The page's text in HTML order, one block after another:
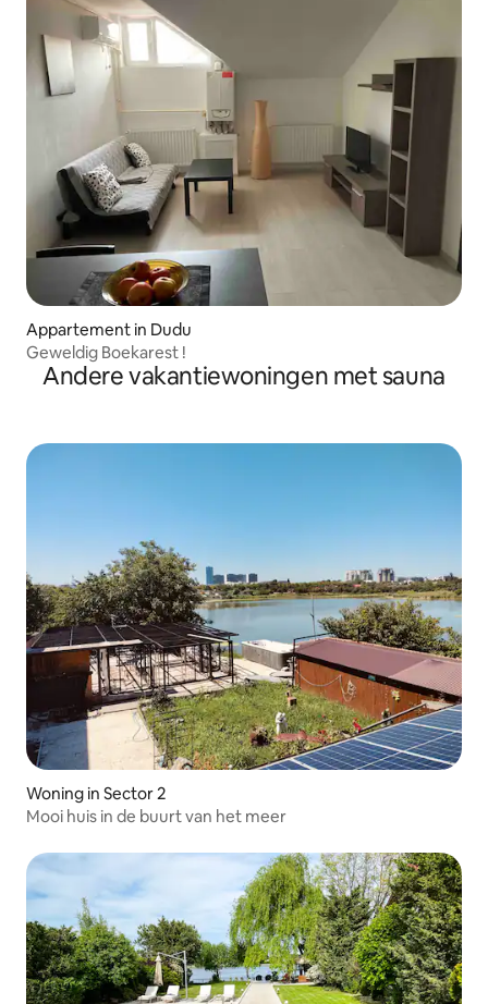
Appartement in Dudu
Geweldig Boekarest !
Andere vakantiewoningen met sauna
Woning in Sector 2
Mooi huis in de buurt van het meer